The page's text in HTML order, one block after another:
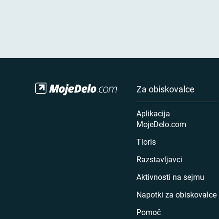
Za obiskovalce
Aplikacija
MojeDelo.com
Tloris
Razstavljavci
Aktivnosti na sejmu
Napotki za obiskovalce
Pomoč